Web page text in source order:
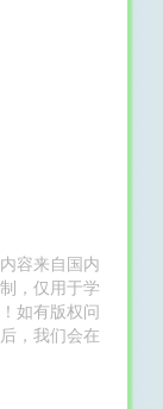
容来自国内
，仅用于学
如有版权问
，我们会在